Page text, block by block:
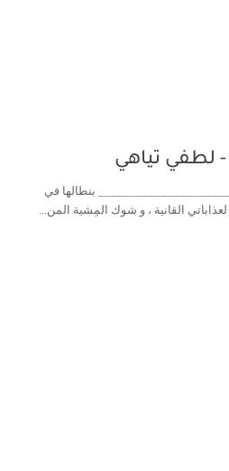
- لطفي تياهي
بنطالها في
لعذاباتي القانية ، و شوك المِشية المن...